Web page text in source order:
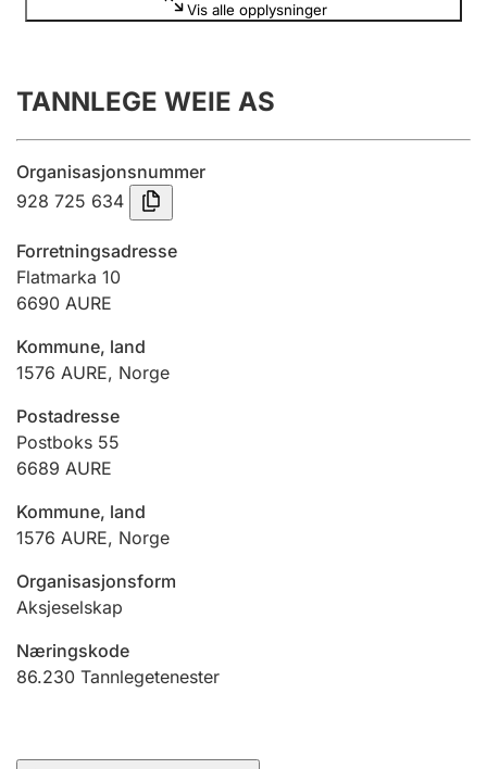
Årsrekneskap
Innsending og forseinkingsgebyr
Jeger
Ektepaktrettleiaren
Vis alle opplysninger
TANNLEGE WEIE AS
Organisasjonsnummer
928 725 634
Forretningsadresse
Flatmarka 10
6690 AURE
Kommune, land
1576 AURE, Norge
Postadresse
Postboks 55
6689 AURE
Kommune, land
1576 AURE, Norge
Organisasjonsform
Aksjeselskap
Næringskode
86.230 Tannlegetenester